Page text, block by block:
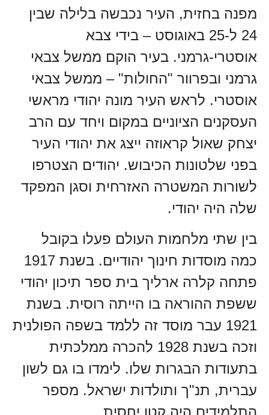
מפנה בחזית, העיר נכבשה בלילה שבין
24 ל-25 באוגוסט – בידי צבא
אוסטרי-גרמני. בעיר הוקם ממשל צבאי
גרמני ובפרוור "החולות" – ממשל צבאי
אוסטרי. לראש העיר מונה יהודי מראשי
העסקנים הציוניים במקום ויחד עם הרב
יצחק שאול קראוזה ייצג את יהודי העיר
בפני שלטונות הכיבוש. יהודים הצטרפו
לשורות המשטרה האזרחית וסגן המפקד
שלה היה יהודי.
בין שתי מלחמות העולם פעלו בקובל
כמה מוסדות חינוך יהודיים. בשנת 1917
פתחה קלרה ארליך בית ספר תיכון יהודי
ששפת ההוראה בו הייתה רוסית. בשנת
1921 עבר מוסד זה ללמד בשפה הפולנית
וזכה בשנת 1928 להכרה ממלכתית
בתעודות הבגרות שלו. לימדו בו גם לשון
עברית, תנ"ך ותולדות ישראל. מספר
התלמידים היה קטן יחסית.